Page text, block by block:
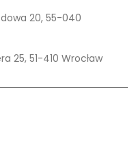
20, 55-040
25, 51-410 Wrocław